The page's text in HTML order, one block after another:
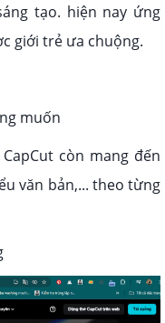
tạo. hiện nay ứng
giới trẻ ưa chuộng.
muốn
còn mang đến
văn bản,... theo từng